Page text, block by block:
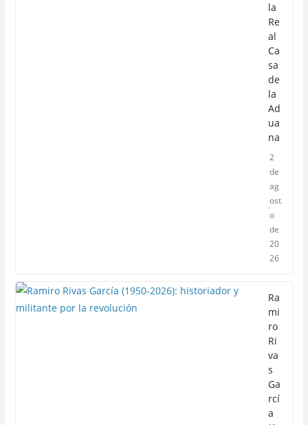
la
Re
al
Ca
sa
de
la
Ad
ua
na
2
de
ag
ost
o
de
20
26
Ra
mi
ro
Ri
va
s
Ga
rcí
a